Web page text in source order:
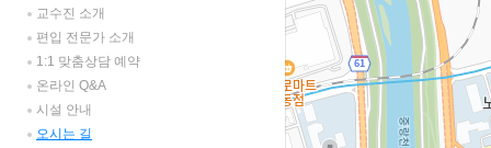
교수진 소개
편입 전문가 소개
1:1 맞춤상담 예약
온라인 Q&A
시설 안내
오시는 길